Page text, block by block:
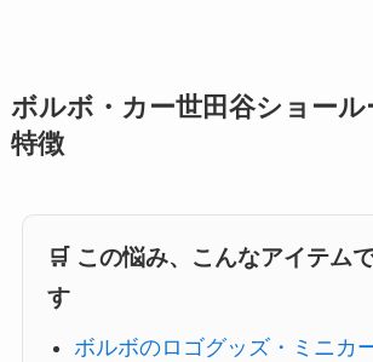
ボルボ・カー世田谷ショール
特徴
🛒 この悩み、こんなアイテム
す
ボルボのロゴグッズ・ミニカ